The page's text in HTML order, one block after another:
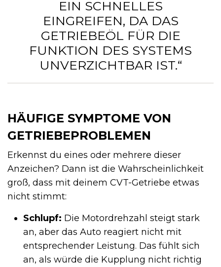
EIN SCHNELLES
EINGREIFEN, DA DAS
GETRIEBEÖL FÜR DIE
FUNKTION DES SYSTEMS
UNVERZICHTBAR IST.“
HÄUFIGE SYMPTOME VON
GETRIEBEPROBLEMEN
Erkennst du eines oder mehrere dieser
Anzeichen? Dann ist die Wahrscheinlichkeit
groß, dass mit deinem CVT-Getriebe etwas
nicht stimmt:
Schlupf: Die Motordrehzahl steigt stark
an, aber das Auto reagiert nicht mit
entsprechender Leistung. Das fühlt sich
an, als würde die Kupplung nicht richtig